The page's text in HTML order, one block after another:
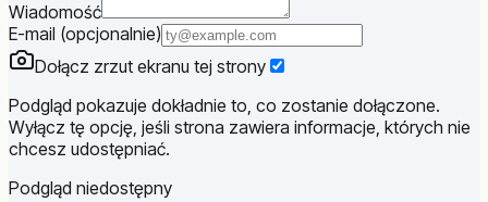
Wiadomość
E-mail (opcjonalnie)
Dołącz zrzut ekranu tej strony
Podgląd pokazuje dokładnie to, co zostanie dołączone.
Wyłącz tę opcję, jeśli strona zawiera informacje, których nie
chcesz udostępniać.
Podgląd niedostępny